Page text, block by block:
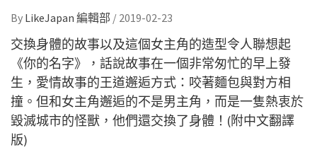
By LikeJapan 編輯部 / 2019-02-23
交換身體的故事以及這個女主角的造型令人聯想起
《你的名字》，話說故事在一個非常匆忙的早上發
生，愛情故事的王道邂逅方式：咬著麵包與對方相
撞。但和女主角邂逅的不是男主角，而是一隻熱衷於
毀滅城市的怪獸，他們還交換了身體！(附中文翻譯
版)